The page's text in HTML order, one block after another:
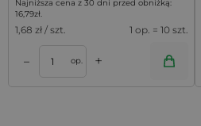
Najniższa cena z 30 dni przed obniżką:
16,79zł.
1,68 zł / szt. 1 op. = 10 szt.
– op. + Dodaj do koszyka